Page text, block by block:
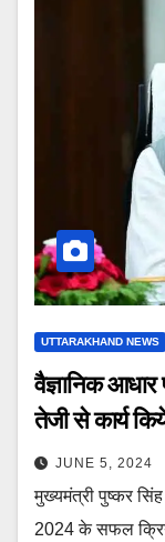
UTTARAKHAND NEWS
वैज्ञानिक
तेजी से कार्य
JUNE 5, 2024
मुख्यमंत्री पुष्कर
2024 के सफल